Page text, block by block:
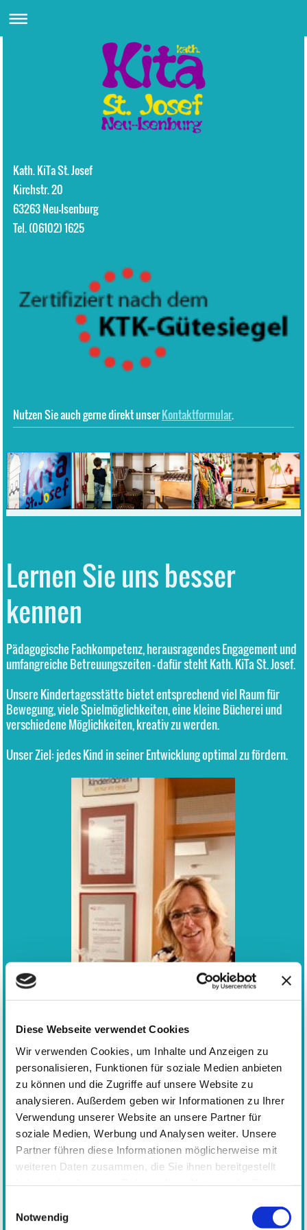
Diese Webseite verwendet Cookies
Wir verwenden Cookies, um Inhalte und Anzeigen zu
personalisieren, Funktionen für soziale Medien anbieten
zu können und die Zugriffe auf unsere Website zu
analysieren. Außerdem geben wir Informationen zu Ihrer
Verwendung unserer Website an unsere Partner für
soziale Medien, Werbung und Analysen weiter. Unsere
Partner führen diese Informationen möglicherweise mit
weiteren Daten zusammen, die Sie ihnen bereitgestellt
Notwendig
Kath. KiTa St. Josef
Kirchstr.20
63263Neu-Isenburg
Tel. (06102) 1625
Nutzen Sie auch gerne direkt unserKontaktformular.
Lernen Sie uns besser
kennen
Pädagogische Fachkompetenz, herausragendes Engagement und
umfangreiche Betreuungszeiten - dafür stehtKath. KiTa St. Josef.
Unsere Kindertagesstätte bietet entsprechend viel Raum für
Bewegung, viele Spielmöglichkeiten, eine kleine Bücherei und
verschiedene Möglichkeiten, kreativ zu werden.
Unser Ziel: jedes Kind in seiner Entwicklung optimal zu fördern.
© Kath. KiTa St. Josef
ÜBER UNS
Wir betreuen in unserer katholischen Kindertagesstätte 150 Kinder im Alter
von 3 bis 6 Jahren. Unsere Arbeit wird in einem "Offenen Konzept" umgesetzt,
welches eng an dem "Hessischen Bildungs- und Erziehungsplan" angelehnt ist.
Alle Räume sind im Sinne des Werkstattgedankens nach bestimmten
Schwerpunkten ausgestattet. Diese sind Kunst und Kreativität, Bauen und
Konstruieren, Sprache und Literacy, Forschen und Entdecken. Unsere